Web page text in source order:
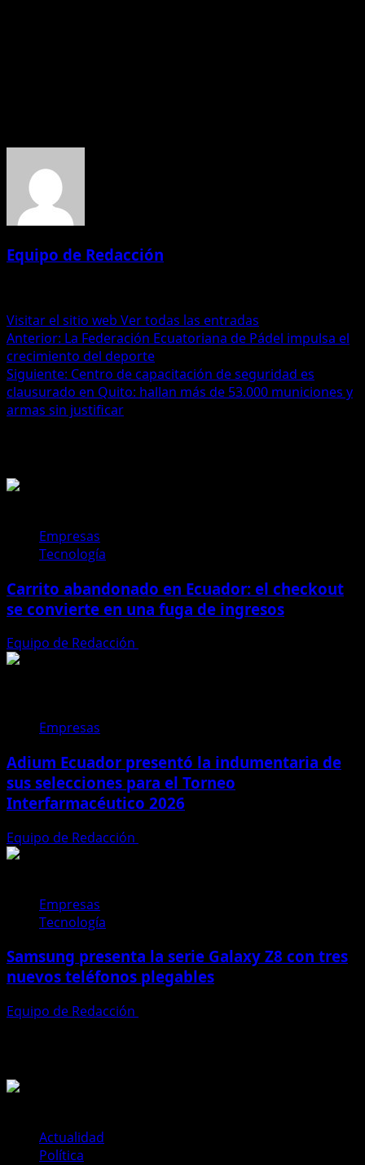
Equipo de Redacción
Visitar el sitio web Ver todas las entradas
Navegación
de
entradas
Anterior: La Federación Ecuatoriana de Pádel impulsa el
crecimiento del deporte
Siguiente: Centro de capacitación de seguridad es
clausurado en Quito: hallan más de 53.000 municiones y
armas sin justificar
Empresas
Tecnología
Carrito abandonado en Ecuador: el checkout
se convierte en una fuga de ingresos
Equipo de Redacción
Empresas
Adium Ecuador presentó la indumentaria de
sus selecciones para el Torneo
Interfarmacéutico 2026
Equipo de Redacción
Empresas
Tecnología
Samsung presenta la serie Galaxy Z8 con tres
nuevos teléfonos plegables
Equipo de Redacción
Actualidad
Política